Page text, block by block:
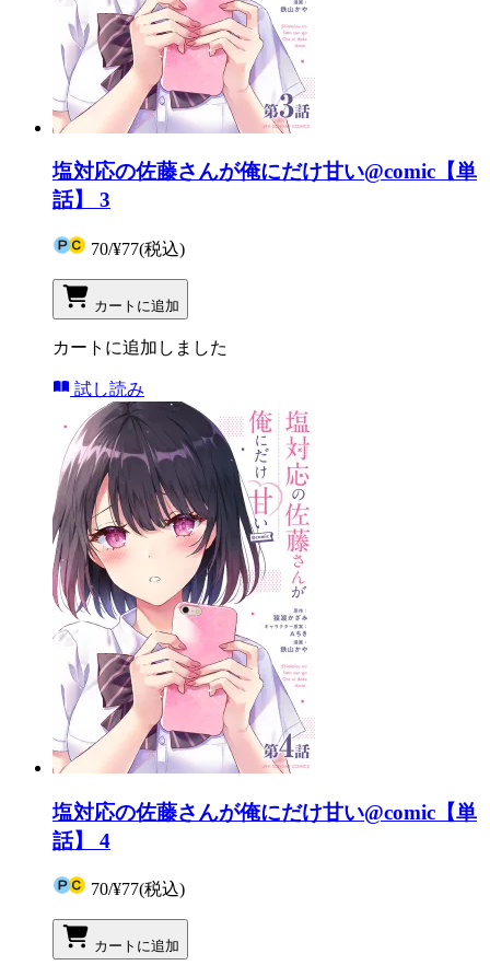
塩対応の佐藤さんが俺にだけ甘い@comic【単
話】 3
70/¥77(税込)
カートに追加
カートに追加しました
試し読み
塩対応の佐藤さんが俺にだけ甘い@comic【単
話】 4
70/¥77(税込)
カートに追加